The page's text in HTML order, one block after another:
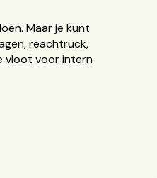
Maar je kunt
reachtruck,
vloot voor intern